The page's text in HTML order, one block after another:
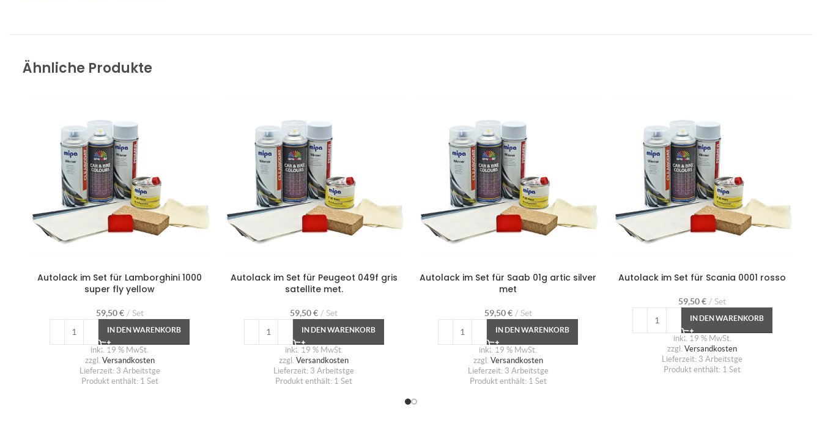
Ähnliche Produkte
Autolack im Set für Lamborghini 1000
super fly yellow
59,50€ Set
IN DEN WARENKORB
inkl. 19 % MwSt.
zzgl. Versandkosten
Lieferzeit: 3 Arbeitstge
Produkt enthält: 1 Set
Autolack im Set für Peugeot 049f gris
satellite met.
59,50€ Set
IN DEN WARENKORB
inkl. 19 % MwSt.
zzgl.Versandkosten
Lieferzeit: 3 Arbeitstge
Produkt enthält: 1Set
Autolack im Set für Saab 01g artic silver
met
59,50€ Set
IN DEN WARENKORB
inkl. 19 % MwSt.
zzgl. Versandkosten
Lieferzeit: 3 Arbeitstge
Produkt enthält: 1 Set
Autolack im Set für Scania 0001 rosso
59,50€ Set
IN DEN WARENKORB
inkl. 19 % MwSt.
zzgl.Versandkosten
Lieferzeit: 3 Arbeitstge
Produkt enthält: 1Set